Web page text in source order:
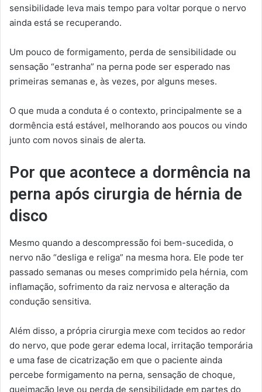
sensibilidade leva mais tempo para voltar porque o nervo
ainda está se recuperando.
Um pouco de formigamento, perda de sensibilidade ou
sensação “estranha” na perna pode ser esperado nas
primeiras semanas e, às vezes, por alguns meses.
O que muda a conduta é o contexto, principalmente se a
dormência está estável, melhorando aos poucos ou vindo
junto com novos sinais de alerta.
Por que acontece a dormência na
perna após cirurgia de hérnia de
disco
Mesmo quando a descompressão foi bem-sucedida, o
nervo não “desliga e religa” na mesma hora. Ele pode ter
passado semanas ou meses comprimido pela hérnia, com
inflamação, sofrimento da raiz nervosa e alteração da
condução sensitiva.
Além disso, a própria cirurgia mexe com tecidos ao redor
do nervo, que pode gerar edema local, irritação temporária
e uma fase de cicatrização em que o paciente ainda
percebe formigamento na perna, sensação de choque,
queimação leve ou perda de sensibilidade em partes do